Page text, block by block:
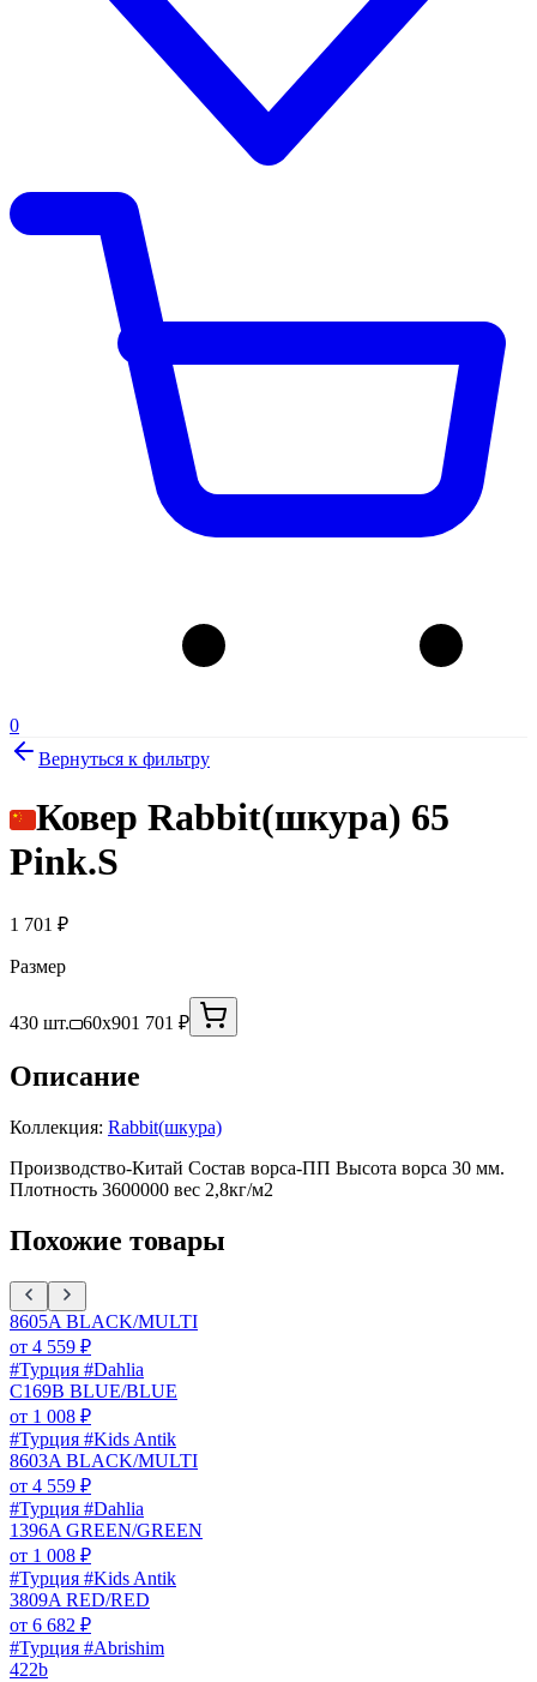
0
Вернуться к фильтру
Ковер Rabbit(шкура) 65
Pink.S
1 701 ₽
Размер
430 шт. 60x901 701 ₽
Описание
Коллекция: Rabbit(шкура)
Производство-Китай Состав ворса-ПП Высота ворса 30 мм.
Плотность 3600000 вес 2,8кг/м2
Похожие товары
8605A BLACK/MULTI
от 4 559 ₽
#Турция #Dahlia
C169B BLUE/BLUE
от 1 008 ₽
#Турция #Kids Antik
8603A BLACK/MULTI
от 4 559 ₽
#Турция #Dahlia
1396A GREEN/GREEN
от 1 008 ₽
#Турция #Kids Antik
3809A RED/RED
от 6 682 ₽
#Турция #Abrishim
422b